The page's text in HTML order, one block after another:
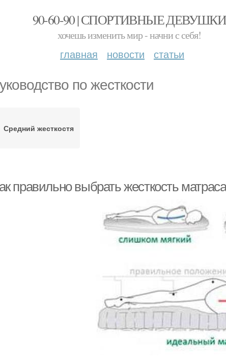
90-60-90 | СПОРТИВНЫЕ ДЕВУШКИ
хочешь изменить мир - начни с себя!
главная новости статьи
по жесткости
Средний жесткостя
правильно выбрать жесткость